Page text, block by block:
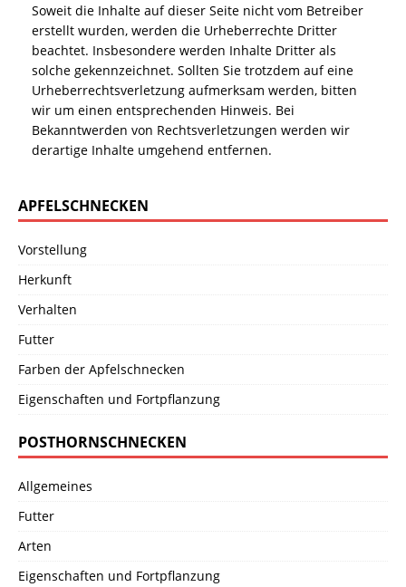
Soweit die Inhalte auf dieser Seite nicht vom Betreiber
erstellt wurden, werden die Urheberrechte Dritter
beachtet. Insbesondere werden Inhalte Dritter als
solche gekennzeichnet. Sollten Sie trotzdem auf eine
Urheberrechtsverletzung aufmerksam werden, bitten
wir um einen entsprechenden Hinweis. Bei
Bekanntwerden von Rechtsverletzungen werden wir
derartige Inhalte umgehend entfernen.
APFELSCHNECKEN
Vorstellung
Herkunft
Verhalten
Futter
Farben der Apfelschnecken
Eigenschaften und Fortpflanzung
POSTHORNSCHNECKEN
Allgemeines
Futter
Arten
Eigenschaften und Fortpflanzung